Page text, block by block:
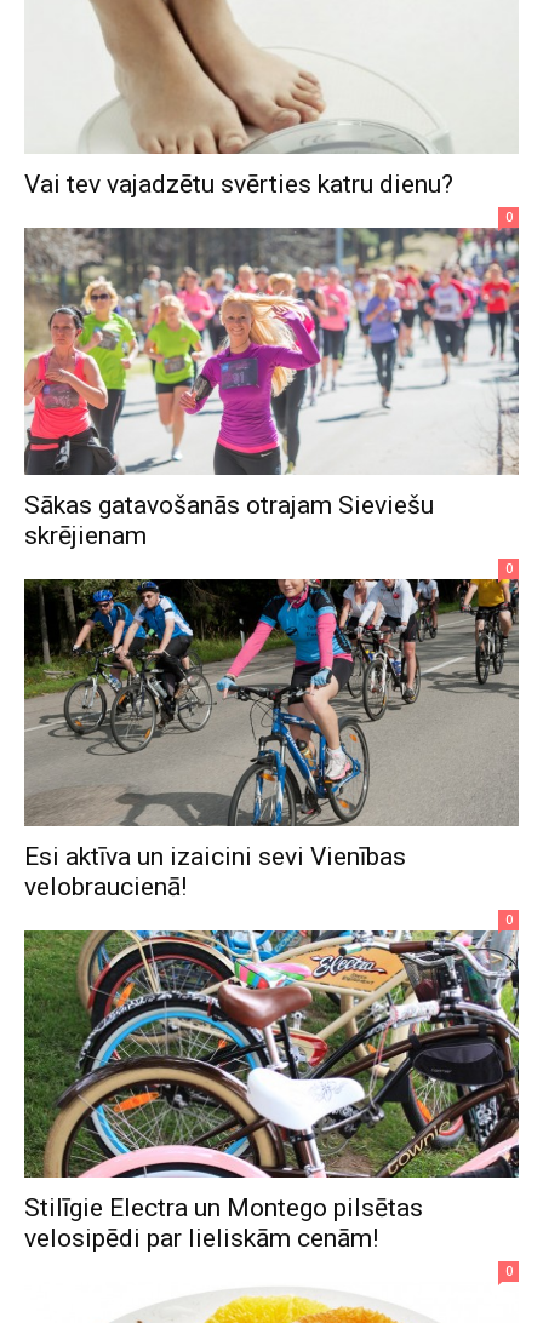
Vai tev vajadzētu svērties katru dienu?
0
Sākas gatavošanās otrajam Sieviešu
skrējienam
0
Esi aktīva un izaicini sevi Vienības
velobraucienā!
0
Stilīgie Electra un Montego pilsētas
velosipēdi par lieliskām cenām!
0